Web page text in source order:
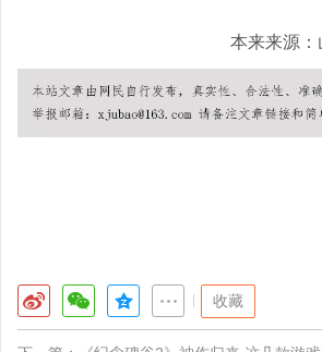
本来来源：
收藏